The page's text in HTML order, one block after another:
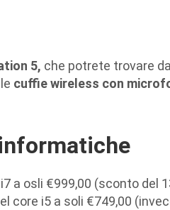
5, che potrete trovare
cuffie wireless con
a osli €999,00 (sconto del
core i5 a soli €749,00